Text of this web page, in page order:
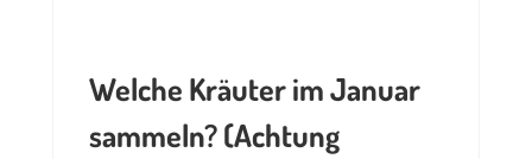
Welche Kräuter im Januar
sammeln? (Achtung